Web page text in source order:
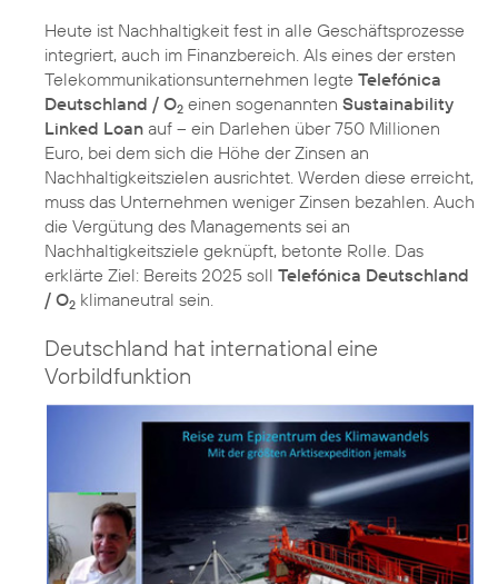
Heute ist Nachhaltigkeit fest in alle Geschäftsprozesse
integriert, auch im Finanzbereich. Als eines der ersten
Telekommunikationsunternehmen legte Telefónica
Deutschland / O2 einen sogenannten Sustainability
Linked Loan auf – ein Darlehen über 750 Millionen
Euro, bei dem sich die Höhe der Zinsen an
Nachhaltigkeitszielen ausrichtet. Werden diese erreicht,
muss das Unternehmen weniger Zinsen bezahlen. Auch
die Vergütung des Managements sei an
Nachhaltigkeitsziele geknüpft, betonte Rolle. Das
erklärte Ziel: Bereits 2025 soll Telefónica Deutschland
/ O2
Deutschland hat international eine
Vorbildfunktion